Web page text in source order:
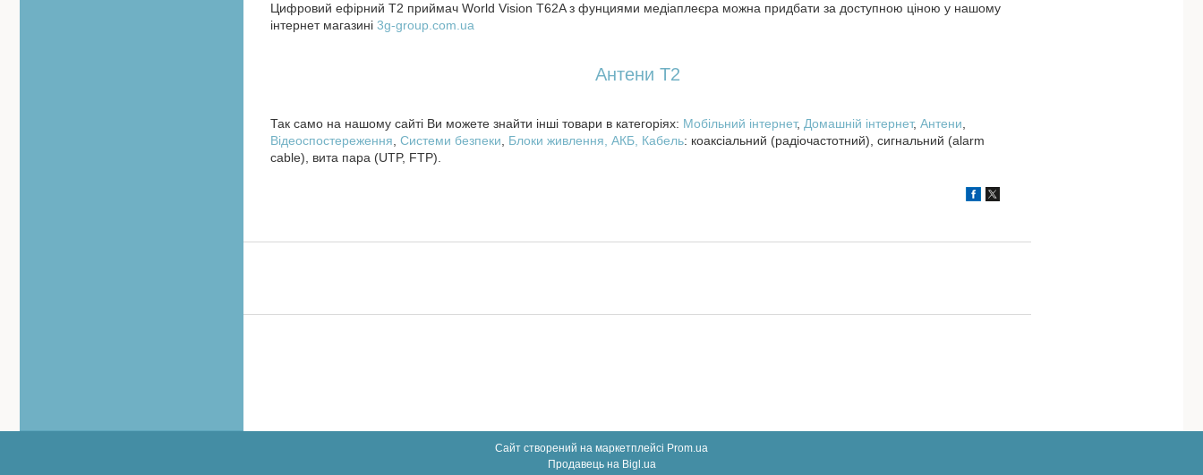
Цифровий ефірний Т2 приймач World Vision T62A з фунциями медіаплеєра можна придбати за доступною ціною у нашому
інтернет магазині 3g-group.com.ua
Антени T2
Так само на нашому сайті Ви можете знайти інші товари в категоріях: Мобільний інтернет, Домашній інтернет, Антени,
Відеоспостереження, Системи безпеки, Блоки живлення, АКБ, Кабель: коаксіальний (радіочастотний), сигнальний (alarm
cable), вита пара (UTP, FTP).
Сайт створений на маркетплейсі Prom.ua
Продавець на Bigl.ua